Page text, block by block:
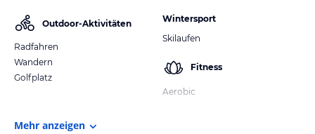
Outdoor-Aktivitäten
Radfahren
Wandern
Golfplatz
Wintersport
Skilaufen
Fitness
Aerobic
Mehr anzeigen